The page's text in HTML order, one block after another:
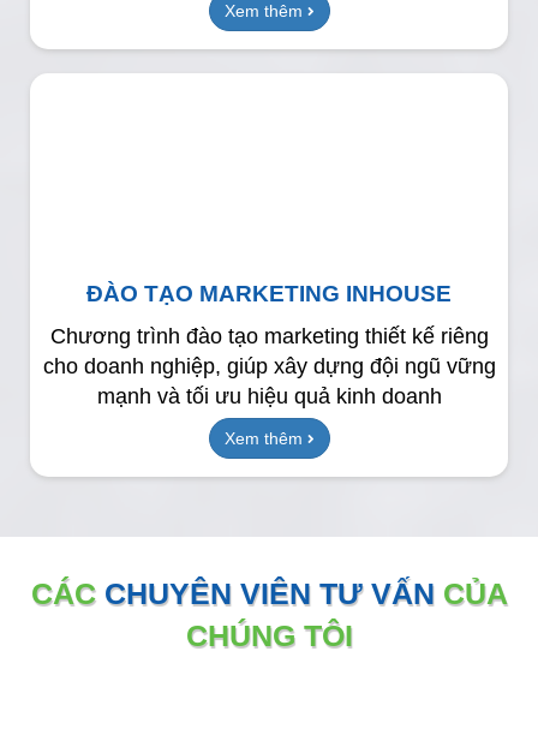
Xem thêm
ĐÀO TẠO MARKETING INHOUSE
Chương trình đào tạo marketing thiết kế riêng
cho doanh nghiệp, giúp xây dựng đội ngũ vững
mạnh và tối ưu hiệu quả kinh doanh
Xem thêm
CÁC CHUYÊN VIÊN TƯ VẤN CỦA
CHÚNG TÔI